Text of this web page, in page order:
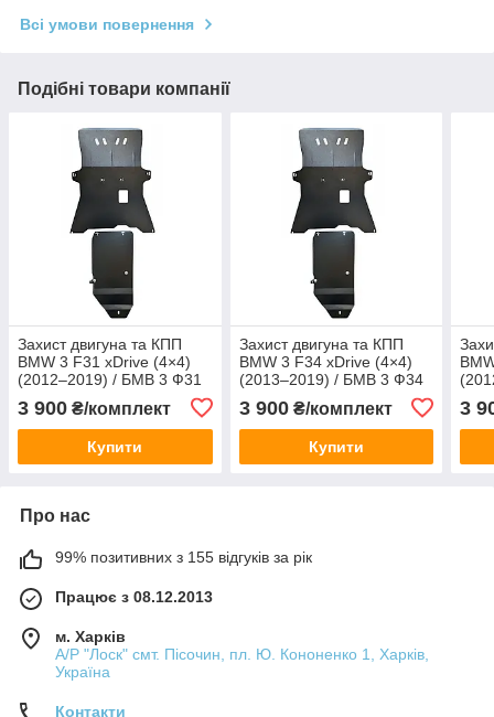
Всі умови повернення
Подібні товари компанії
Захист двигуна та КПП
BMW 3 F31 xDrive (4×4)
(2012–2019) / БМВ 3 Ф31
3 900 ₴/комплект
Купити
Захист двигуна та КПП
BMW 3 F34 xDrive (4×4)
(2013–2019) / БМВ 3 Ф34
3 900₴/комплект
Купити
3
Про нас
99% позитивних з 155 відгуків за рік
Працює з 08.12.2013
м. Харків
А/Р "Лоск" смт. Пісочин, пл. Ю. Кононенко 1, Харків,
Україна
Контакти